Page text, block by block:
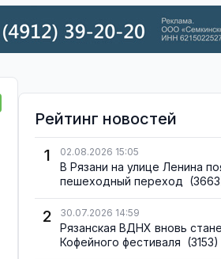
Рейтинг новостей
1
02.08.2026 15:05
В Рязани на улице Ленина
пешеходный переход
2 30.07.2026 14:59
Рязанская ВДНХ вновь
Кофейного фестиваля (3153)